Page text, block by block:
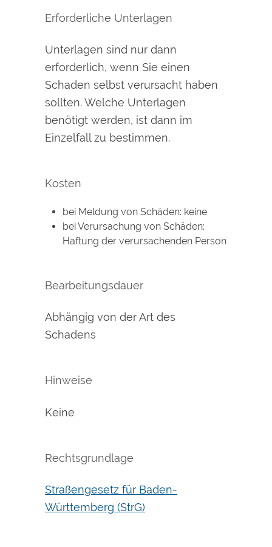
Erforderliche Unterlagen
Unterlagen sind nur dann
erforderlich, wenn Sie einen
Schaden selbst verursacht haben
sollten. Welche Unterlagen
benötigt werden, ist dann im
Einzelfall zu bestimmen.
Kosten
bei Meldung von Schäden: keine
bei Verursachung von Schäden:
Haftung der verursachenden Person
Bearbeitungsdauer
Abhängig von der Art des
Schadens
Hinweise
Keine
Rechtsgrundlage
Straßengesetz für Baden-
Württemberg (StrG)